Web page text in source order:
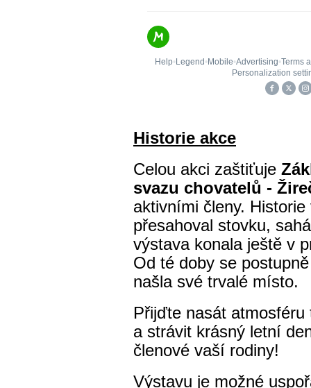
Historie akce
Celou akci zaštiťuje
svazu chovatelů -
aktivními členy.
přesahoval stovku,
výstava konala ještě v
Od té doby se
našla své trvalé místo.
Přijďte nasát
a strávit krásný letní
členové vaší rodiny!
Výstavu je možné